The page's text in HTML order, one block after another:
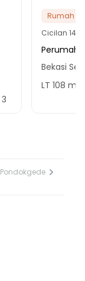
3
Rumah
Cicilan 14
Bekasi
LT 108 m²
Pondokgede